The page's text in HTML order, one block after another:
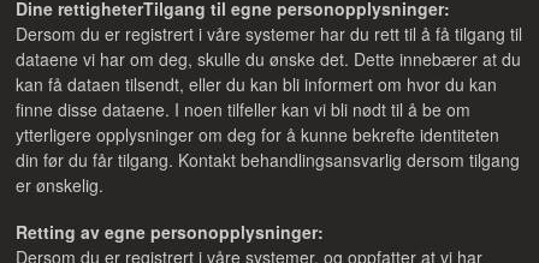
Dine rettigheterTilgang til egne personopplysninger:
Dersom du er registrert i våre systemer har du rett til å få tilgang til
dataene vi har om deg, skulle du ønske det. Dette innebærer at du
kan få dataen tilsendt, eller du kan bli informert om hvor du kan
finne disse dataene. I noen tilfeller kan vi bli nødt til å be om
ytterligere opplysninger om deg for å kunne bekrefte identiteten
din før du får tilgang. Kontakt behandlingsansvarlig dersom tilgang
er ønskelig.
Retting av egne personopplysninger:
Dersom du er registrert i våre systemer, og oppfatter at vi har